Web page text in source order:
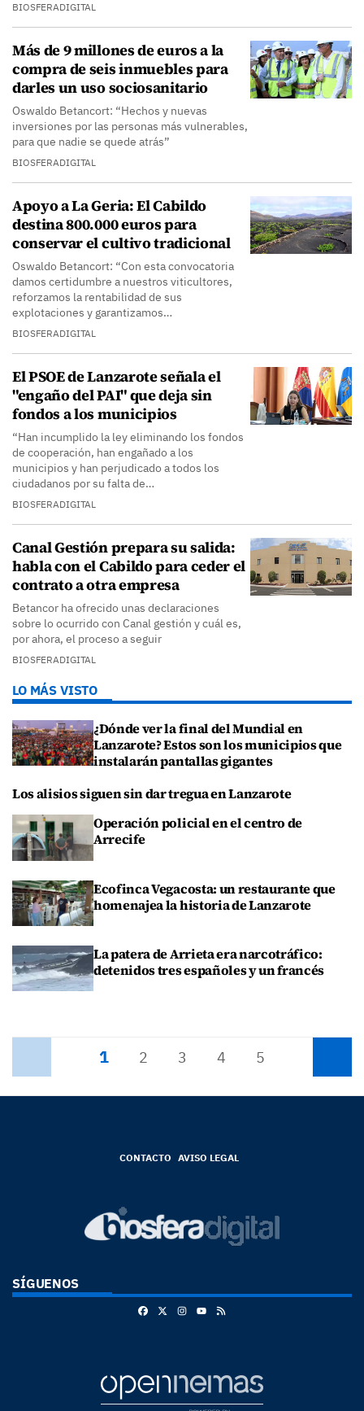
BIOSFERADIGITAL
Más de 9 millones de euros a la
compra de seis inmuebles para
darles un uso sociosanitario
Oswaldo Betancort: “Hechos y nuevas
inversiones por las personas más vulnerables,
para que nadie se quede atrás”
BIOSFERADIGITAL
Apoyo a La Geria: El Cabildo
destina 800.000 euros para
conservar el cultivo tradicional
Oswaldo Betancort: “Con esta convocatoria
damos certidumbre a nuestros viticultores,
reforzamos la rentabilidad de sus
explotaciones y garantizamos…
BIOSFERADIGITAL
El PSOE de Lanzarote señala el
"engaño del PAI" que deja sin
fondos a los municipios
“Han incumplido la ley eliminando los fondos
de cooperación, han engañado a los
municipios y han perjudicado a todos los
ciudadanos por su falta de…
BIOSFERADIGITAL
Canal Gestión prepara su salida:
habla con el Cabildo para ceder el
contrato a otra empresa
Betancor ha ofrecido unas declaraciones
sobre lo ocurrido con Canal gestión y cuál es,
por ahora, el proceso a seguir
BIOSFERADIGITAL
LO MÁS VISTO
¿Dónde ver la final del Mundial en
Lanzarote? Estos son los municipios que
instalarán pantallas gigantes
Los alisios siguen sin dar tregua en Lanzarote
Operación policial en el centro de
Arrecife
Ecofinca Vegacosta: un restaurante que
homenajea la historia de Lanzarote
La patera de Arrieta era narcotráfico:
detenidos tres españoles y un francés
1 2 3 4 5
CONTACTO AVISO LEGAL
SÍGUENOS
FacebookInstagram